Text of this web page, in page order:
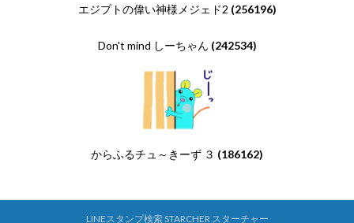
エジプトの偉い神様メジェド2 (256196)
Don't mind しーちゃん (242534)
からふるチュ～きーず ３ (186162)
LINEスタンプ検索 STARCHER スターチャー